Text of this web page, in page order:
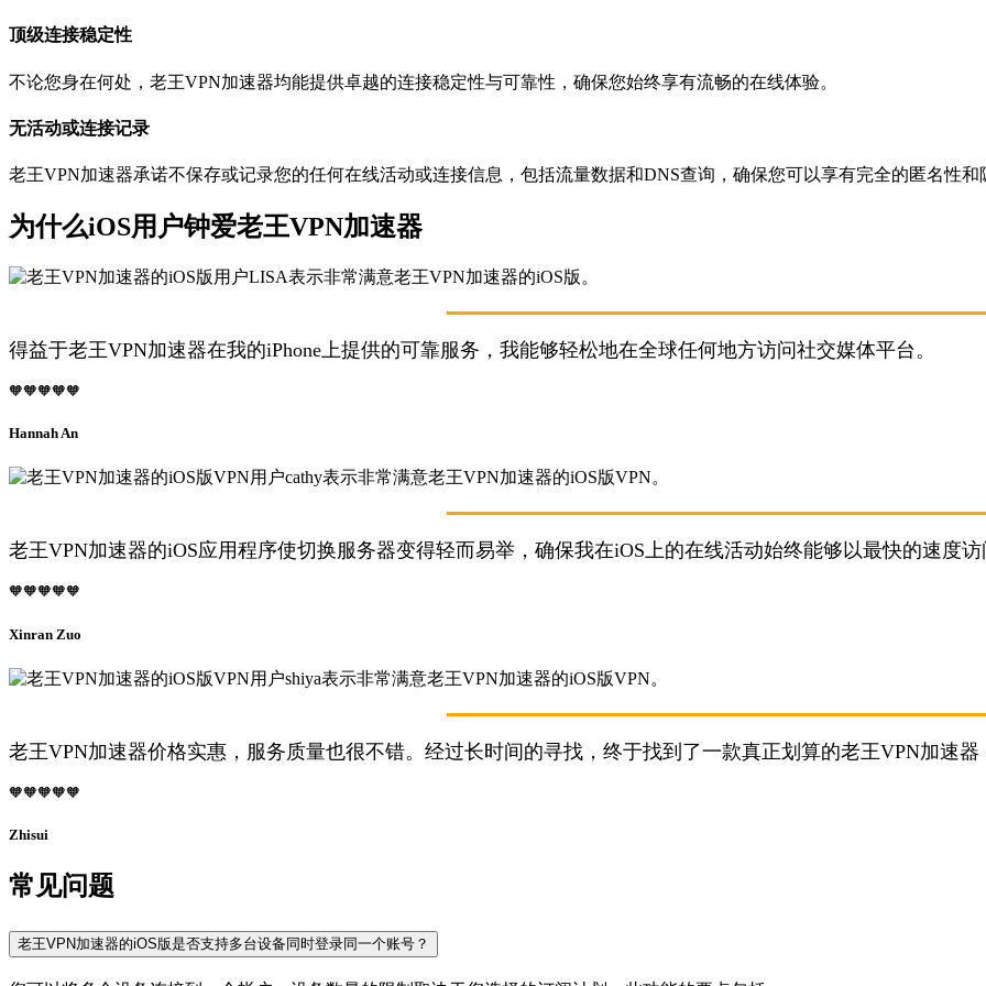
顶级连接稳定性
不论您身在何处，老王VPN加速器均能提供卓越的连接稳定性与可靠性，确保您始终享有流畅的在线体验。
无活动或连接记录
老王VPN加速器承诺不保存或记录您的任何在线活动或连接信息，包括流量数据和DNS查询，确保您可以享有完全的匿名性和
为什么iOS用户钟爱老王VPN加速器
得益于老王VPN加速器在我的iPhone上提供的可靠服务，我能够轻松地在全球任何地方访问社交媒体平台。
🧡🧡🧡🧡🧡
Hannah An
老王VPN加速器的iOS应用程序使切换服务器变得轻而易举，确保我在iOS上的在线活动始终能够以最快的速度
🧡🧡🧡🧡🧡
Xinran Zuo
老王VPN加速器价格实惠，服务质量也很不错。经过长时间的寻找，终于找到了一款真正划算的老王VPN加速器
🧡🧡🧡🧡🧡
Zhisui
常见问题
老王VPN加速器的iOS版是否支持多台设备同时登录同一个账号？